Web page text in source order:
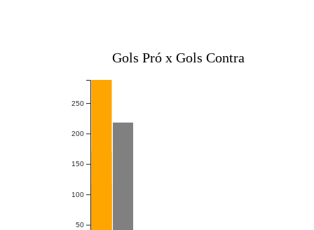
50
100
150
200
250
Gols Pró x Gols Contra